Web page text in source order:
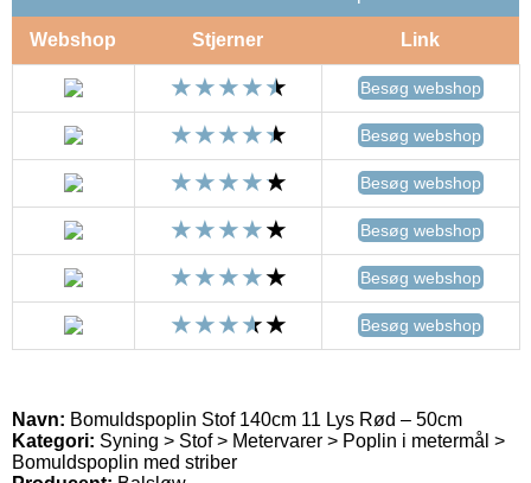
Webshop Stjerner Link
Besøg webshop
Besøg webshop
Besøg webshop
Besøg webshop
Besøg webshop
Besøg webshop
Navn: Bomuldspoplin Stof 140cm 11 Lys Rød – 50cm
Kategori: Syning > Stof > Metervarer > Poplin i metermål >
Bomuldspoplin med striber